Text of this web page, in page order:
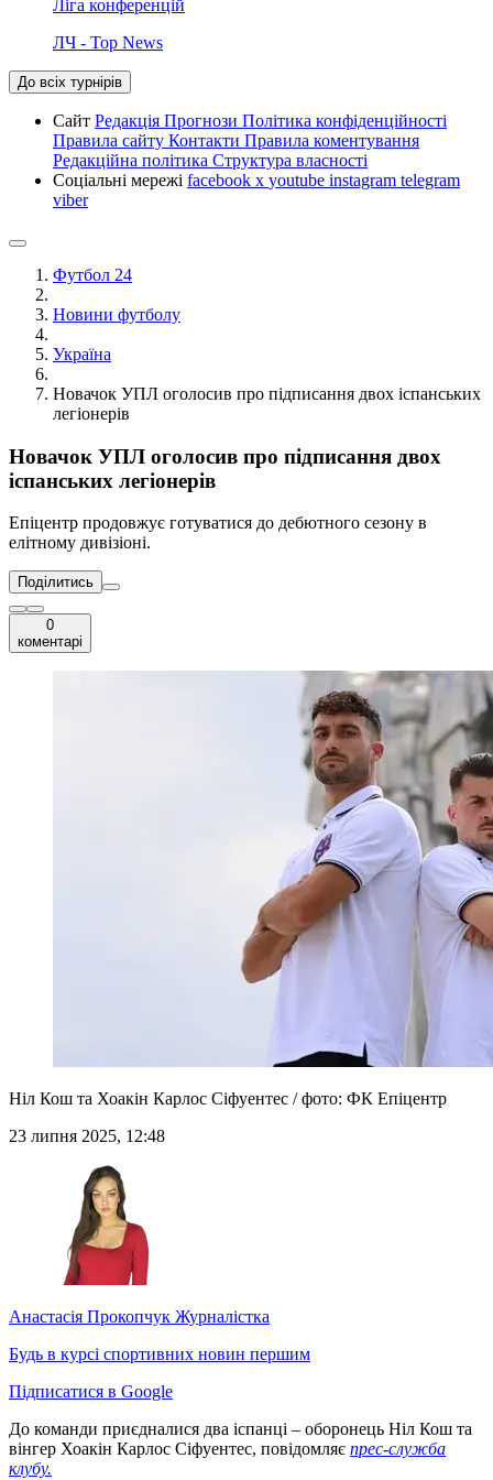
Ліга конференцій
ЛЧ - Top News
До всіх турнірів
Сайт Редакція Прогнози Політика конфіденційності
Правила сайту Контакти Правила коментування
Редакційна політика Структура власності
Соціальні мережі facebook x youtube instagram telegram
viber
Футбол 24
Новини футболу
Україна
Новачок УПЛ оголосив про підписання двох іспанських
легіонерів
Новачок УПЛ оголосив про підписання двох
іспанських легіонерів
Епіцентр продовжує готуватися до дебютного сезону в
елітному дивізіоні.
Поділитись
0
коментарі
Ніл Кош та Хоакін Карлос Сіфуентес / фото: ФК Епіцентр
23 липня 2025, 12:48
Анастасія Прокопчук Журналістка
Будь в курсі спортивних новин першим
Підписатися в Google
До команди приєдналися два іспанці – оборонець Ніл Кош та
вінгер Хоакін Карлос Сіфуентес, повідомляє прес-служба
клубу.